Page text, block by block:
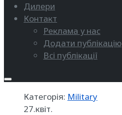
Дилери
Контакт
Реклама у нас
Додати публікацію
Всі публікації
Категорія: Military
27.квіт.